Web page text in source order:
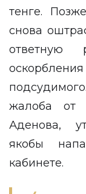
тенге.
снова
ответную
жалоба от
Аденова,
якобы
кабинете.